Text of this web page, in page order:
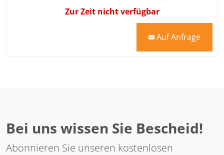
Zur Zeit nicht verfügbar
mail Auf Anfrage
Bei uns wissen Sie Bescheid!
Abonnieren Sie unseren kostenlosen